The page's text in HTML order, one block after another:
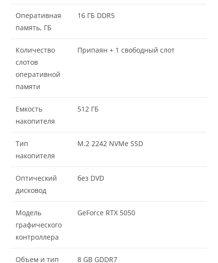
Оперативная
память, ГБ
16 ГБ DDR5
Количество
слотов
оперативной
памяти
Припаян + 1 свободный слот
Емкость
накопителя
512 ГБ
Тип
накопителя
M.2 2242 NVMe SSD
Оптический
дисковод
без DVD
Модель
графического
контроллера
GeForce RTX 5050
Объем и тип 8 GB GDDR7